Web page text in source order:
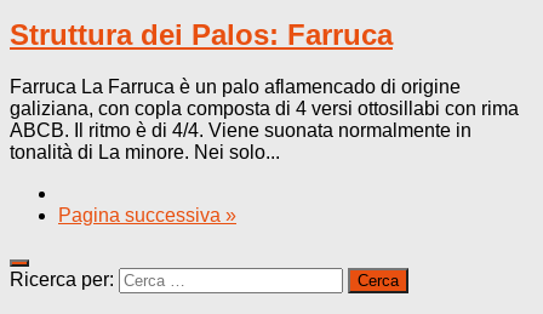
Struttura dei Palos: Farruca
Farruca La Farruca è un palo aflamencado di origine
galiziana, con copla composta di 4 versi ottosillabi con rima
ABCB. Il ritmo è di 4/4. Viene suonata normalmente in
tonalità di La minore. Nei solo...
Pagina successiva »
Ricerca per: